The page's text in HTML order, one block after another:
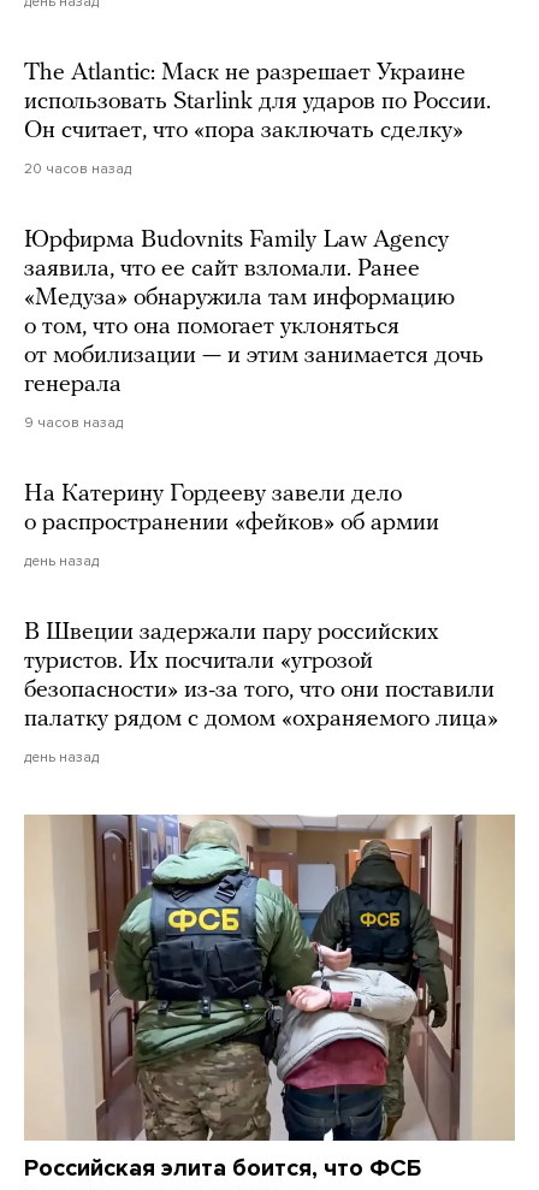
The Atlantic: Маск не разрешает Украине
использовать Starlink для ударов по России.
Он считает, что «пора заключать сделку»
20 часов назад
Юрфирма Budovnits Family Law Agency
заявила, что ее сайт взломали. Ранее
«Медуза» обнаружила там информацию
о том, что она помогает уклоняться
от мобилизации — и этим занимается дочь
генерала
9 часов назад
На Катерину Гордееву завели дело
о распространении «фейков» об армии
день назад
В Швеции задержали пару российских
туристов. Их посчитали «угрозой
безопасности» из-за того, что они поставили
палатку рядом с домом «охраняемого лица»
день назад
Российская элита боится, что ФСБ